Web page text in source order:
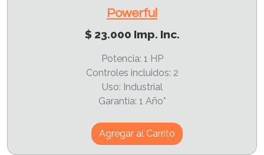
Powerful
$ 23.000 Imp. Inc.
Potencia: 1 HP
Controles incluidos: 2
Uso: Industrial
Garantía: 1 Año*
Agregar al Carrito